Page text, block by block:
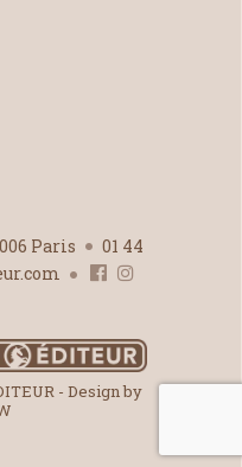
Paris
01 44
- Design by